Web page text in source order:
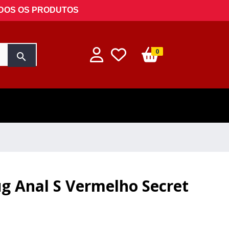
OS PRODUTOS
search 0
Anal S Vermelho Secret